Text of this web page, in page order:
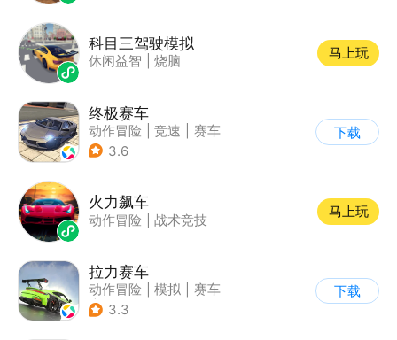
科目三驾驶模拟
休闲益智 烧脑
马上玩
终极赛车
动作冒险 竞速
赛车
3.6
下载
火力飙车
动作冒险 战术竞技
马上玩
拉力赛车
动作冒险 模拟
赛车
| 漂移
3.3
下载